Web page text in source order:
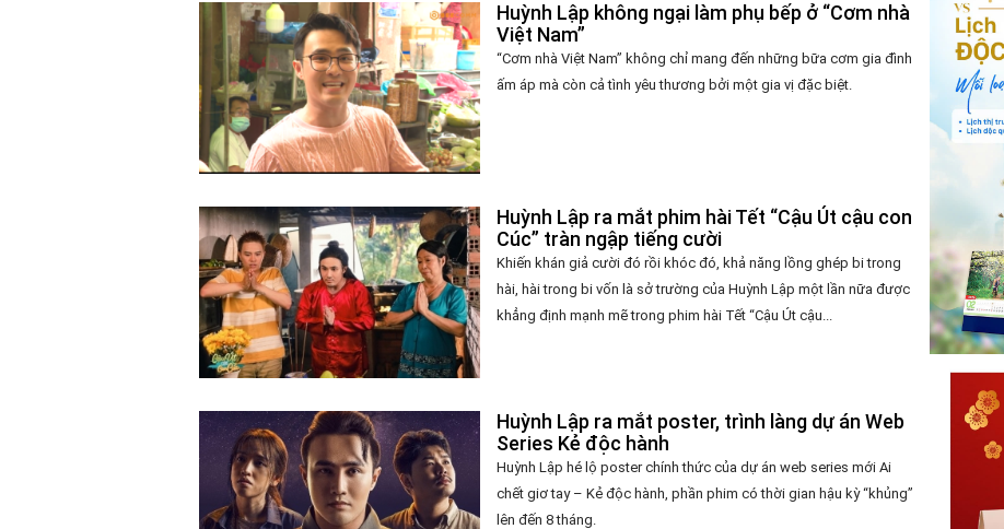
Huỳnh Lập không ngại làm phụ bếp ở “Cơm nhà
Việt Nam”
“Cơm nhà Việt Nam” không chỉ mang đến những bữa cơm gia đình
ấm áp mà còn cả tình yêu thương bởi một gia vị đặc biệt.
Huỳnh Lập ra mắt phim hài Tết “Cậu Út cậu con
Cúc” tràn ngập tiếng cười
Khiến khán giả cười đó rồi khóc đó, khả năng lồng ghép bi trong
hài, hài trong bi vốn là sở trường của Huỳnh Lập một lần nữa được
khẳng định mạnh mẽ trong phim hài Tết “Cậu Út cậu...
Huỳnh Lập ra mắt poster, trình làng dự án Web
Series Kẻ độc hành
Huỳnh Lập hé lộ poster chính thức của dự án web series mới Ai
chết giơ tay – Kẻ độc hành, phần phim có thời gian hậu kỳ “khủng”
lên đến 8 tháng.